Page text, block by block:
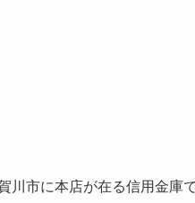
川市に本店が在る信用金庫で